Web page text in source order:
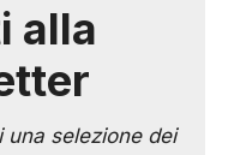
alla
una selezione dei